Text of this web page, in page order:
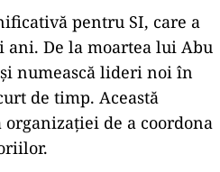
pentru SI, care a
De la moartea lui Abu
numească lideri noi în
de timp. Această
de a coordona